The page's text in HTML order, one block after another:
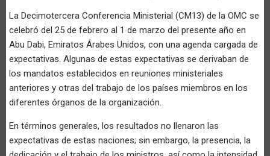
La Decimotercera Conferencia Ministerial (CM13) de la OMC se
celebró del 25 de febrero al 1 de marzo del presente año en
Abu Dabi, Emiratos Árabes Unidos, con una agenda cargada de
expectativas. Algunas de estas expectativas se derivaban de
los mandatos establecidos en reuniones ministeriales
anteriores y otras del trabajo de los países miembros en los
diferentes órganos de la organización.
En términos generales, los resultados no llenaron las
expectativas de estas naciones; sin embargo, la presencia, la